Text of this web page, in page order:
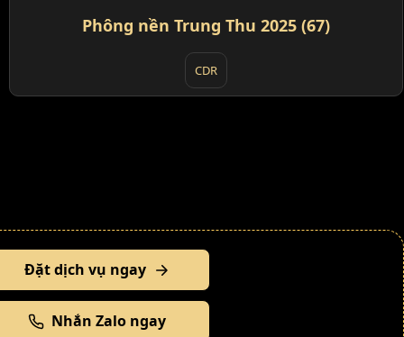
Phông nền Trung Thu 2025 (67)
CDR
Đặt dịch vụ ngay
Nhắn Zalo ngay